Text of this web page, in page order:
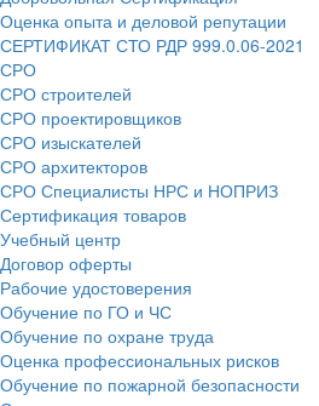
Оценка опыта и деловой репутации
СЕРТИФИКАТ СТО РДР 999.0.06-2021
СРО
СРО строителей
СРО проектировщиков
СРО изыскателей
СРО архитекторов
СРО Специалисты НРС и НОПРИЗ
Сертификация товаров
Учебный центр
Договор оферты
Рабочие удостоверения
Обучение по ГО и ЧС
Обучение по охране труда
Оценка профессиональных рисков
Обучение по пожарной безопасности